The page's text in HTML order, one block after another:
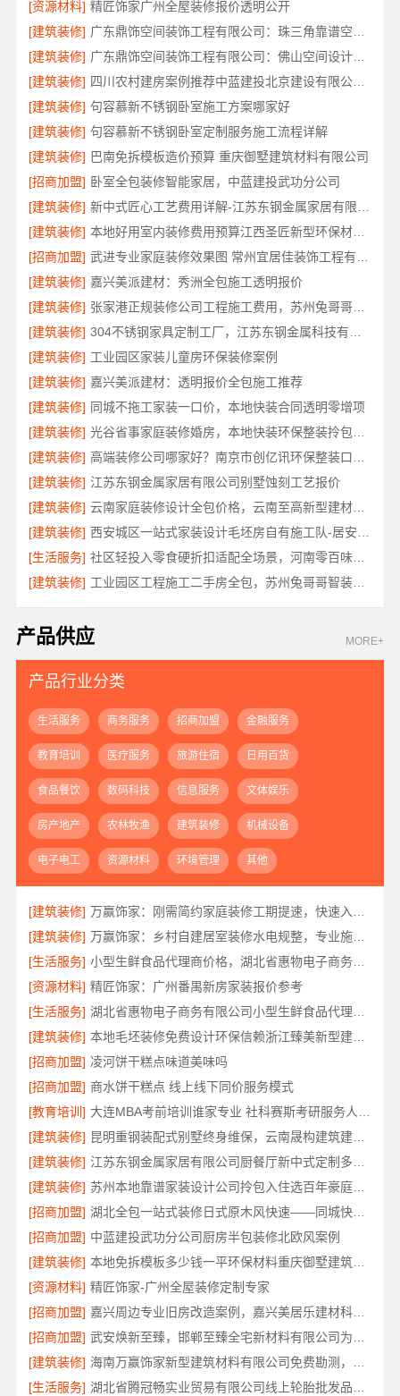
[资源材料] 精匠饰家广州全屋装修报价透明公开
[建筑装修]
[建筑装修]
广东鼎饰空间装饰工程有限公司：佛山空间设计优惠活动售后无忧
[建筑装修]
四川农村建房案例推荐中蓝建投北京建设有限公司四川
[建筑装修] 句容慕新不锈钢卧室施工方案哪家好
[建筑装修] 句容慕新不锈钢卧室定制服务施工流程详解
[建筑装修] 巴南免拆模板造价预算 重庆御墅建筑材料有限公司
[招商加盟] 卧室全包装修智能家居，中蓝建投武功分公司
[建筑装修]
[建筑装修]
本地好用室内装修费用预算江西圣匠新型环保材料有限公司
[招商加盟]
[建筑装修] 嘉兴美派建材：秀洲全包施工透明报价
[建筑装修]
张家港正规装修公司工程施工费用，苏州兔哥哥智装新材料有限公司全包透明报价
[建筑装修]
[建筑装修] 工业园区家装儿童房环保装修案例
[建筑装修] 嘉兴美派建材：透明报价全包施工推荐
[建筑装修] 同城不拖工家装一口价，本地快装合同透明零增项
[建筑装修]
[建筑装修]
[建筑装修] 江苏东钢金属家居有限公司别墅蚀刻工艺报价
[建筑装修]
云南家庭装修设计全包价格，云南至高新型建材有限公司精准预算
[建筑装修]
[生活服务]
社区轻投入零食硬折扣适配全场景，河南零百味供应链有限公司
[建筑装修]
工业园区工程施工二手房全包，苏州兔哥哥智装新材料有限公司责任明确
产品供应 MORE+
产品行业分类
生活服务 商务服务 招商加盟 金融服务
教育培训 医疗服务 旅游住宿 日用百货
食品餐饮 数码科技 信息服务 文体娱乐
房产地产 农林牧渔 建筑装修 机械设备
电子电工 资源材料 环境管理 其他
[建筑装修]
[建筑装修]
万赢饰家：乡村自建居室装修水电规整，专业施工保障
[生活服务]
小型生鲜食品代理商价格，湖北省惠物电子商务有限公司
[资源材料] 精匠饰家：广州番禺新房家装报价参考
[生活服务]
[建筑装修]
本地毛坯装修免费设计环保信赖浙江臻美新型建材有限公司
[招商加盟] 凌河饼干糕点味道美味吗
[招商加盟] 商水饼干糕点 线上线下同价服务模式
[教育培训]
[建筑装修]
昆明重钢装配式别墅终身维保，云南晟构建筑建材有限公司维保
[建筑装修]
[建筑装修]
苏州本地靠谱家装设计公司拎包入住选百年豪庭新材料有限公司
[招商加盟]
湖北全包一站式装修日式原木风快速——同城快装（湖北）科技有限公司
[招商加盟] 中蓝建投武功分公司厨房半包装修北欧风案例
[建筑装修]
本地免拆模板多少钱一平环保材料重庆御墅建筑材料有限公司
[资源材料] 精匠饰家-广州全屋装修定制专家
[招商加盟]
嘉兴周边专业旧房改造案例，嘉兴美居乐建材科技有限公司
[招商加盟]
[建筑装修]
[生活服务]